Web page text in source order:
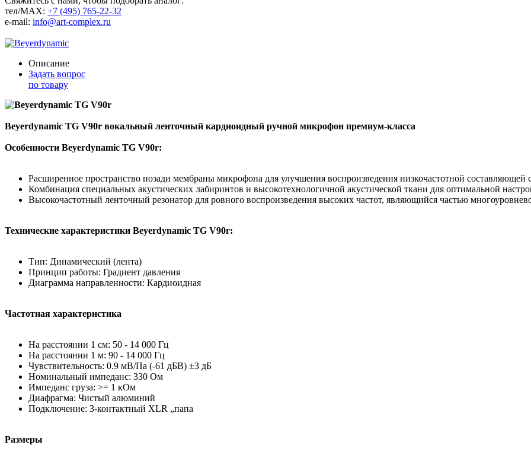
тел/MAX: +7 (495) 765-22-32
e-mail: info@art-complex.ru
Описание
Задать вопрос
по товару
Beyerdynamic TG V90r вокальный ленточный кардиоидный ручной микрофон премиум-класса
Особенности Beyerdynamic TG V90r:
Расширенное пространство позади мембраны микрофона для улучшения воспроизведения низкочастотной составляющей
Комбинация специальных акустических лабиринтов и высокотехнологичной акустической ткани для оптимальной
Высокочастотный ленточный резонатор для ровного воспроизведения высоких частот, являющийся частью
Технические характеристики Beyerdynamic TG V90r:
Тип: Динамический (лента)
Принцип работы: Градиент давления
Диаграмма направленности: Кардиоидная
Частотная характеристика
На расстоянии 1 см: 50 - 14 000 Гц
На расстоянии 1 м: 90 - 14 000 Гц
Чувствительность: 0.9 мВ/Па (-61 дБВ) ±3 дБ
Номинальный импеданс: 330 Ом
Импеданс груза: >= 1 кОм
Диафрагма: Чистый алюминий
Подключение: 3-контактный XLR „папа
Размеры